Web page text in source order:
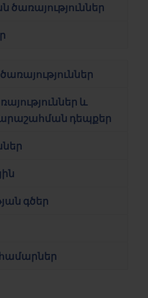
ծառայություններ
և
դեպքեր
գծեր